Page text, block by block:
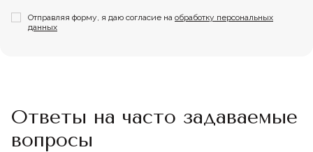
Отправляя форму, я даю согласие на обработку персональных
данных
Ответы на часто задаваемые
вопросы